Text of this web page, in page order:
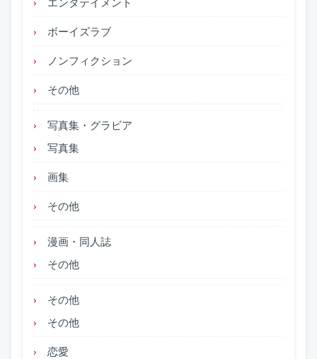
ボーイズラブ
ノンフィクション
その他
写真集・グラビア
写真集
画集
その他
漫画・同人誌
その他
その他
その他
恋愛